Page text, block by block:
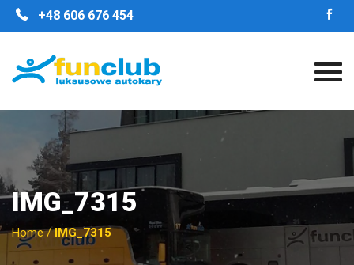
GALERIA
OPINIE
KONTAKT
+48 606 676 454
IMG_7315
Home/IMG_7315